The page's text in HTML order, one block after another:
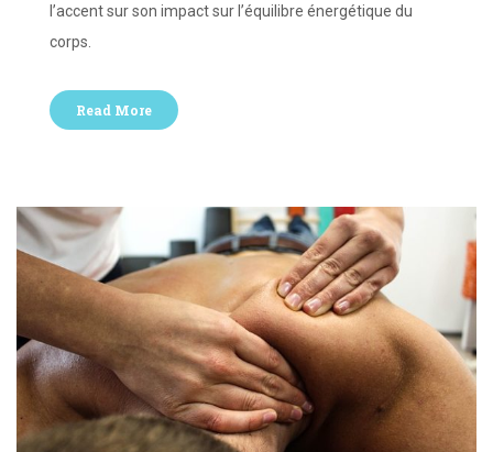
l’accent sur son impact sur l’équilibre énergétique du
corps.
Read More